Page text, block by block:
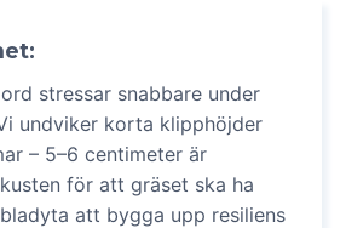
stressar snabbare under
undviker korta klipphöjder
– 5–6 centimeter är
för att gräset ska ha
att bygga upp resiliens